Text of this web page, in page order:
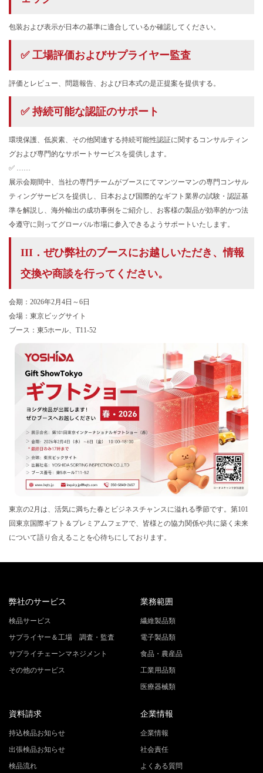
包装および表示が日本の基準に適合しているか確認してください。
✅ 工場評価およびサプライヤー監査
評価とレビュー、問題報告、および日本式の是正提案を提供する。
✅ 持続可能な認証のサポート
環境保護、低炭素、その他関連する持続可能性認証に関するコンサルティン
グおよび専門的なサポートサービスを提供します。
✅ ……
展示会期間中、当社の専門チームがブースにてマンツーマンの専門コンサル
ティングサービスを提供し、日本および国際的なギフト業界の試験・認証基
準を解説し、海外輸出の成功事例をご紹介し、お客様の製品が効率的かつ法
令遵守に則ってグローバル市場に参入できるようサポートいたします。
III．ぜひ弊社のブースにお越しいただき、情報
交換や商談を行ってください。
会期：2026年2月4日～6日
会場：東京ビッグサイト
ブース：東5ホール、T11-52
東京の2月は、活気に満ちた春とビジネスチャンスに溢れる季節です。第101
回東京国際ギフト＆プレミアムフェアで、皆様との協力関係や共に築く未来
について語り合えることを心待ちにしております。
弊社のサービス
検品サービス
サプライヤー＆工場 調査・監査
サプライチェーンマネジメント
その他のサービス
業務範囲
繊維製品類
電子製品類
食品・農産品
工業用品類
医療器械類
資料請求
持込検品お知らせ
出張検品お知らせ
検品流れ
企業情報
企業情報
社会責任
よくある質問